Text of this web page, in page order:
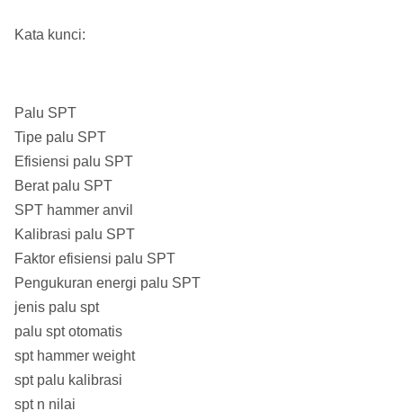
Kata kunci:
Palu SPT
Tipe palu SPT
Efisiensi palu SPT
Berat palu SPT
SPT hammer anvil
Kalibrasi palu SPT
Faktor efisiensi palu SPT
Pengukuran energi palu SPT
jenis palu spt
palu spt otomatis
spt hammer weight
spt palu kalibrasi
spt n nilai